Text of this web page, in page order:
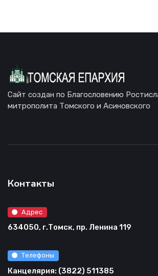
Сайт создан по Благословению
митрополита Томского и Асиновского
Контакты
Адрес
634050, г.Томск, пр. Ленина 119
Телефоны
Канцелярия: (3822) 511385